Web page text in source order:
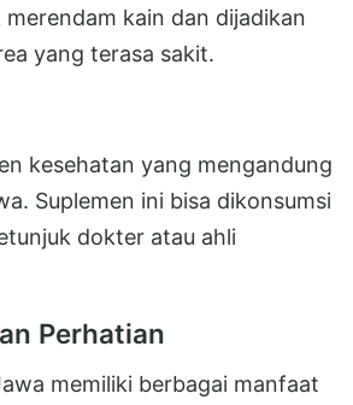
kain dan dijadikan
yang terasa sakit.
kesehatan yang mengandung
Suplemen ini bisa dikonsumsi
dokter atau ahli
Perhatian
memiliki berbagai manfaat